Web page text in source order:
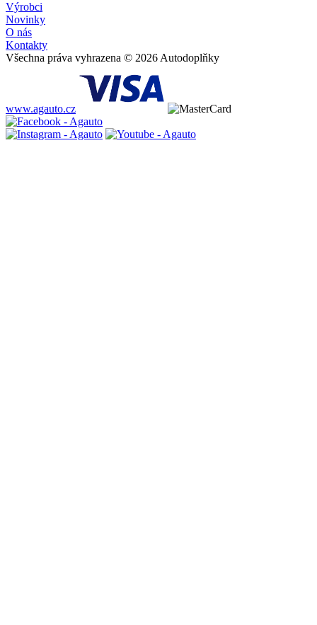
Výrobci
Novinky
O nás
Kontakty
Všechna práva vyhrazena © 2026 Autodoplňky
www.agauto.cz